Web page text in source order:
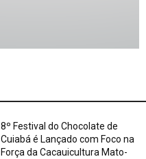
8º Festival do Chocolate de
Cuiabá é Lançado com Foco na
Força da Cacauicultura Mato-